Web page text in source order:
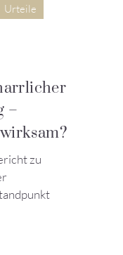
Urteile
–
zu